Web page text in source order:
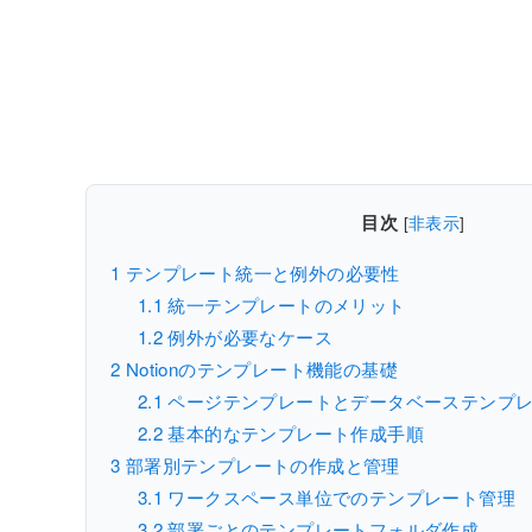
目次 [非表示]
1 テンプレート統一と例外の必要性
1.1 統一テンプレートのメリット
1.2例外が必要なケース
2 Notionのテンプレート機能の基礎
2.1 ページテンプレートとデータベーステンプ
2.2基本的なテンプレート作成手順
3 部署別テンプレートの作成と管理
3.1 ワークスペース単位でのテンプレート管理